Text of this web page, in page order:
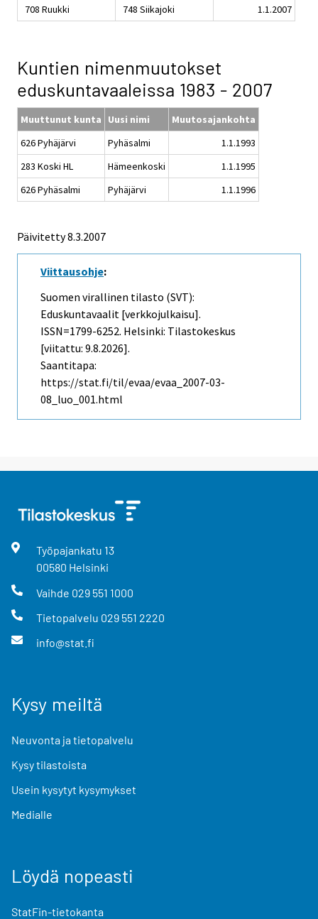
708 Ruukki
748 Siikajoki 1.1.2007
Kuntien nimenmuutokset
eduskuntavaaleissa 1983 - 2007
Muuttunut kunta Uusi nimi
Muutosajankohta
626 Pyhäjärvi
Pyhäsalmi
1.1.1993
283 Koski HL
Hämeenkoski
1.1.1995
626 Pyhäsalmi
Pyhäjärvi 1.1.1996
Päivitetty8.3.2007
Viittausohje:
Suomen virallinen tilasto (SVT):
Eduskuntavaalit [verkkojulkaisu].
ISSN=1799-6252. Helsinki: Tilastokeskus
[viitattu: 9.8.2026].
Saantitapa:
https://stat.fi/til/evaa/evaa_2007-03-
08_luo_001.html
Työpajankatu 13
00580 Helsinki
Vaihde 029 551 1000
Tietopalvelu 029 551 2220
info@stat.fi
Kysy meiltä
Neuvonta ja tietopalvelu
Kysy tilastoista
Usein kysytyt kysymykset
Medialle
Löydä nopeasti
StatFin-tietokanta